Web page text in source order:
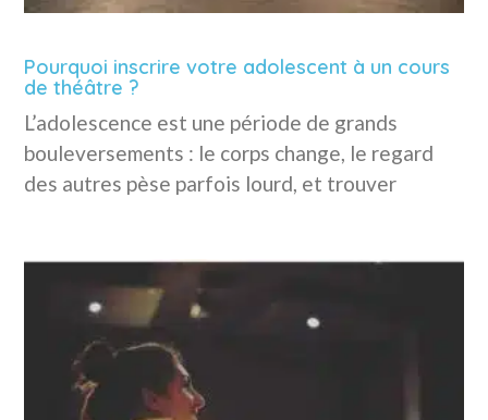
Pourquoi inscrire votre adolescent à un cours
de théâtre ?
L’adolescence est une période de grands
bouleversements : le corps change, le regard
des autres pèse parfois lourd, et trouver